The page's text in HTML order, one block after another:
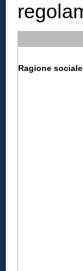
Ragione sociale